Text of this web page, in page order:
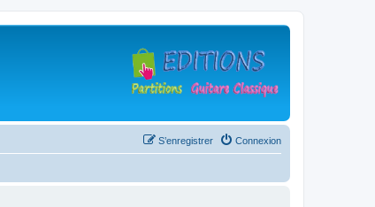
Connexion
S’enregistrer